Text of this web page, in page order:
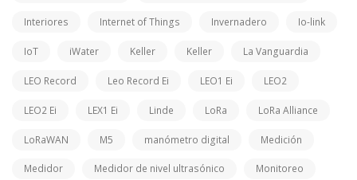
Interiores Internet of Things Invernadero Io-link
IoT iWater Keller Keller La Vanguardia
LEO Record Leo Record Ei LEO1 Ei LEO2
LEO2 Ei LEX1 Ei Linde LoRa LoRa Alliance
LoRaWAN M5 manómetro digital Medición
Medidor Medidor de nivel ultrasónico Monitoreo